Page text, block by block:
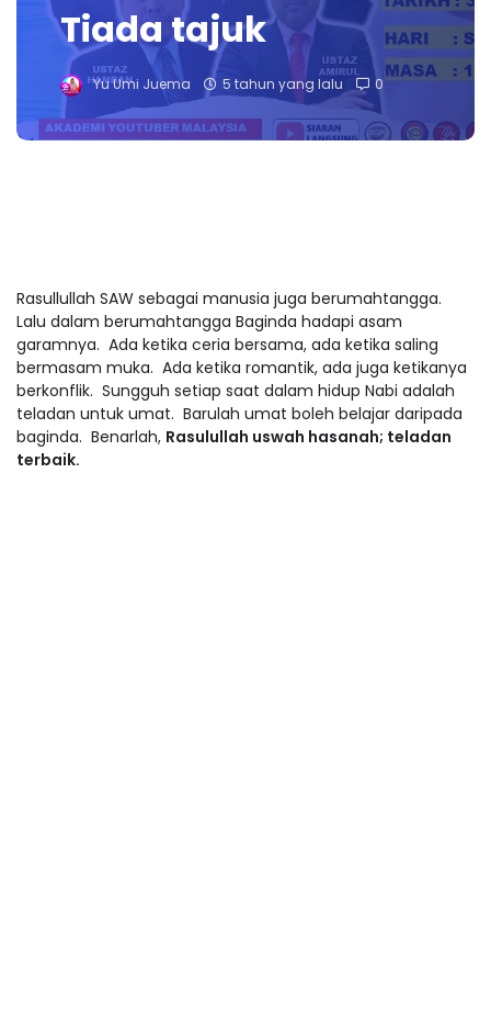
Tiada tajuk
Yu Umi Juema 5 tahun yang lalu 0
Rasullullah SAW sebagai manusia juga berumahtangga.
Lalu dalam berumahtangga Baginda hadapi asam
garamnya. Ada ketika ceria bersama, ada ketika saling
bermasam muka. Ada ketika romantik, ada juga ketikanya
berkonflik. Sungguh setiap saat dalam hidup Nabi adalah
teladan untuk umat. Barulah umat boleh belajar daripada
baginda. Benarlah, Rasulullah uswah hasanah; teladan
terbaik.